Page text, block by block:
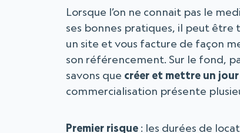
Lorsque l’on ne connait pas le
ses bonnes pratiques, il peut
un site et vous facture de façon
son référencement. Sur le fond,
savons que créer et mettre un jour
commercialisation présente
Premier risque : les durées de